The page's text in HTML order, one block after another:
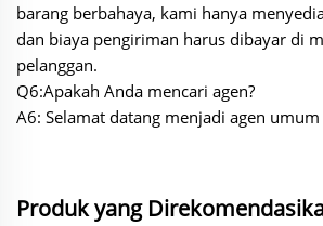
barang berbahaya, kami hanya
dan biaya pengiriman harus dibayar di
pelanggan.
Q6:Apakah Anda mencari agen?
A6: Selamat datang menjadi agen
Produk yang